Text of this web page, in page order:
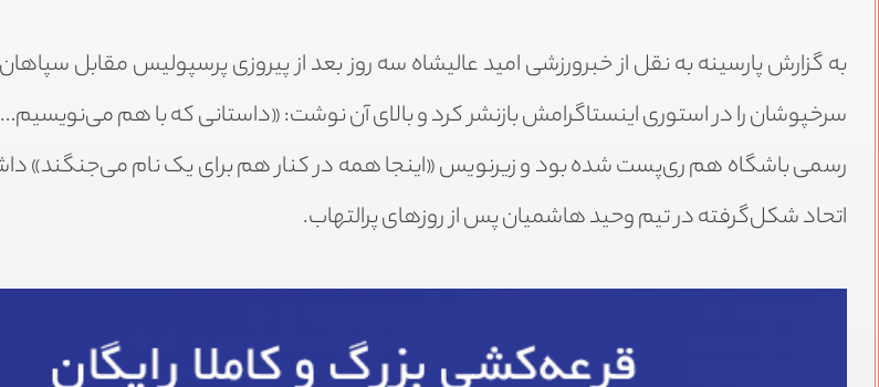
به گزارش پارسینه به نقل از خبرورزشی امید عالیشاه سه روز بعد از پیروزی پرسپولیس مقابل
سرخپوشان را در استوری اینستاگرامش بازنشر کرد و بالای آن نوشت: «داستانی که با هم
رسمی باشگاه هم ری‌پست شده بود و زیرنویس «اینجا همه در کنار هم برای یک نام می‌جنگند»
اتحاد شکل‌گرفته در تیم وحید هاشمیان پس از روزهای پرالتهاب.